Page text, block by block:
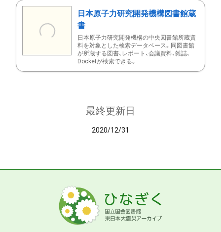
日本原子力研究開発機構図書館蔵
書
日本原子力研究開発機構の中央図書館所蔵資
料を対象とした検索データベース。同図書館
が所蔵する図書、レポート、会議資料、雑誌、
Docketが検索できる。
最終更新日
2020/12/31